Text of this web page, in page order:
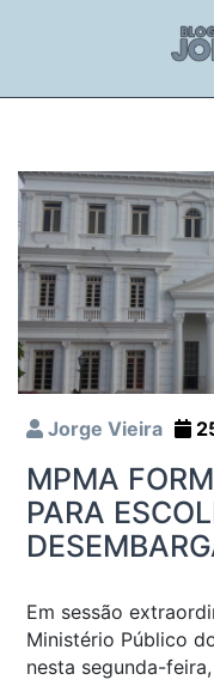
Jorge Vieira
MPMA
PARA
Em sessão
Ministério Público
nesta segunda-